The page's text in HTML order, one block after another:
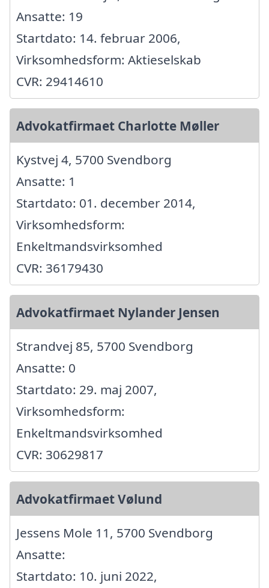
Ansatte: 19
Startdato: 14. februar 2006,
Virksomhedsform: Aktieselskab
CVR: 29414610
Advokatfirmaet Charlotte Møller
Kystvej 4, 5700 Svendborg
Ansatte: 1
Startdato: 01. december 2014,
Virksomhedsform:
Enkeltmandsvirksomhed
CVR: 36179430
Advokatfirmaet Nylander Jensen
Strandvej 85, 5700 Svendborg
Ansatte: 0
Startdato: 29. maj 2007,
Virksomhedsform:
Enkeltmandsvirksomhed
CVR: 30629817
Advokatfirmaet Vølund
Jessens Mole 11, 5700 Svendborg
Ansatte:
Startdato: 10. juni 2022,